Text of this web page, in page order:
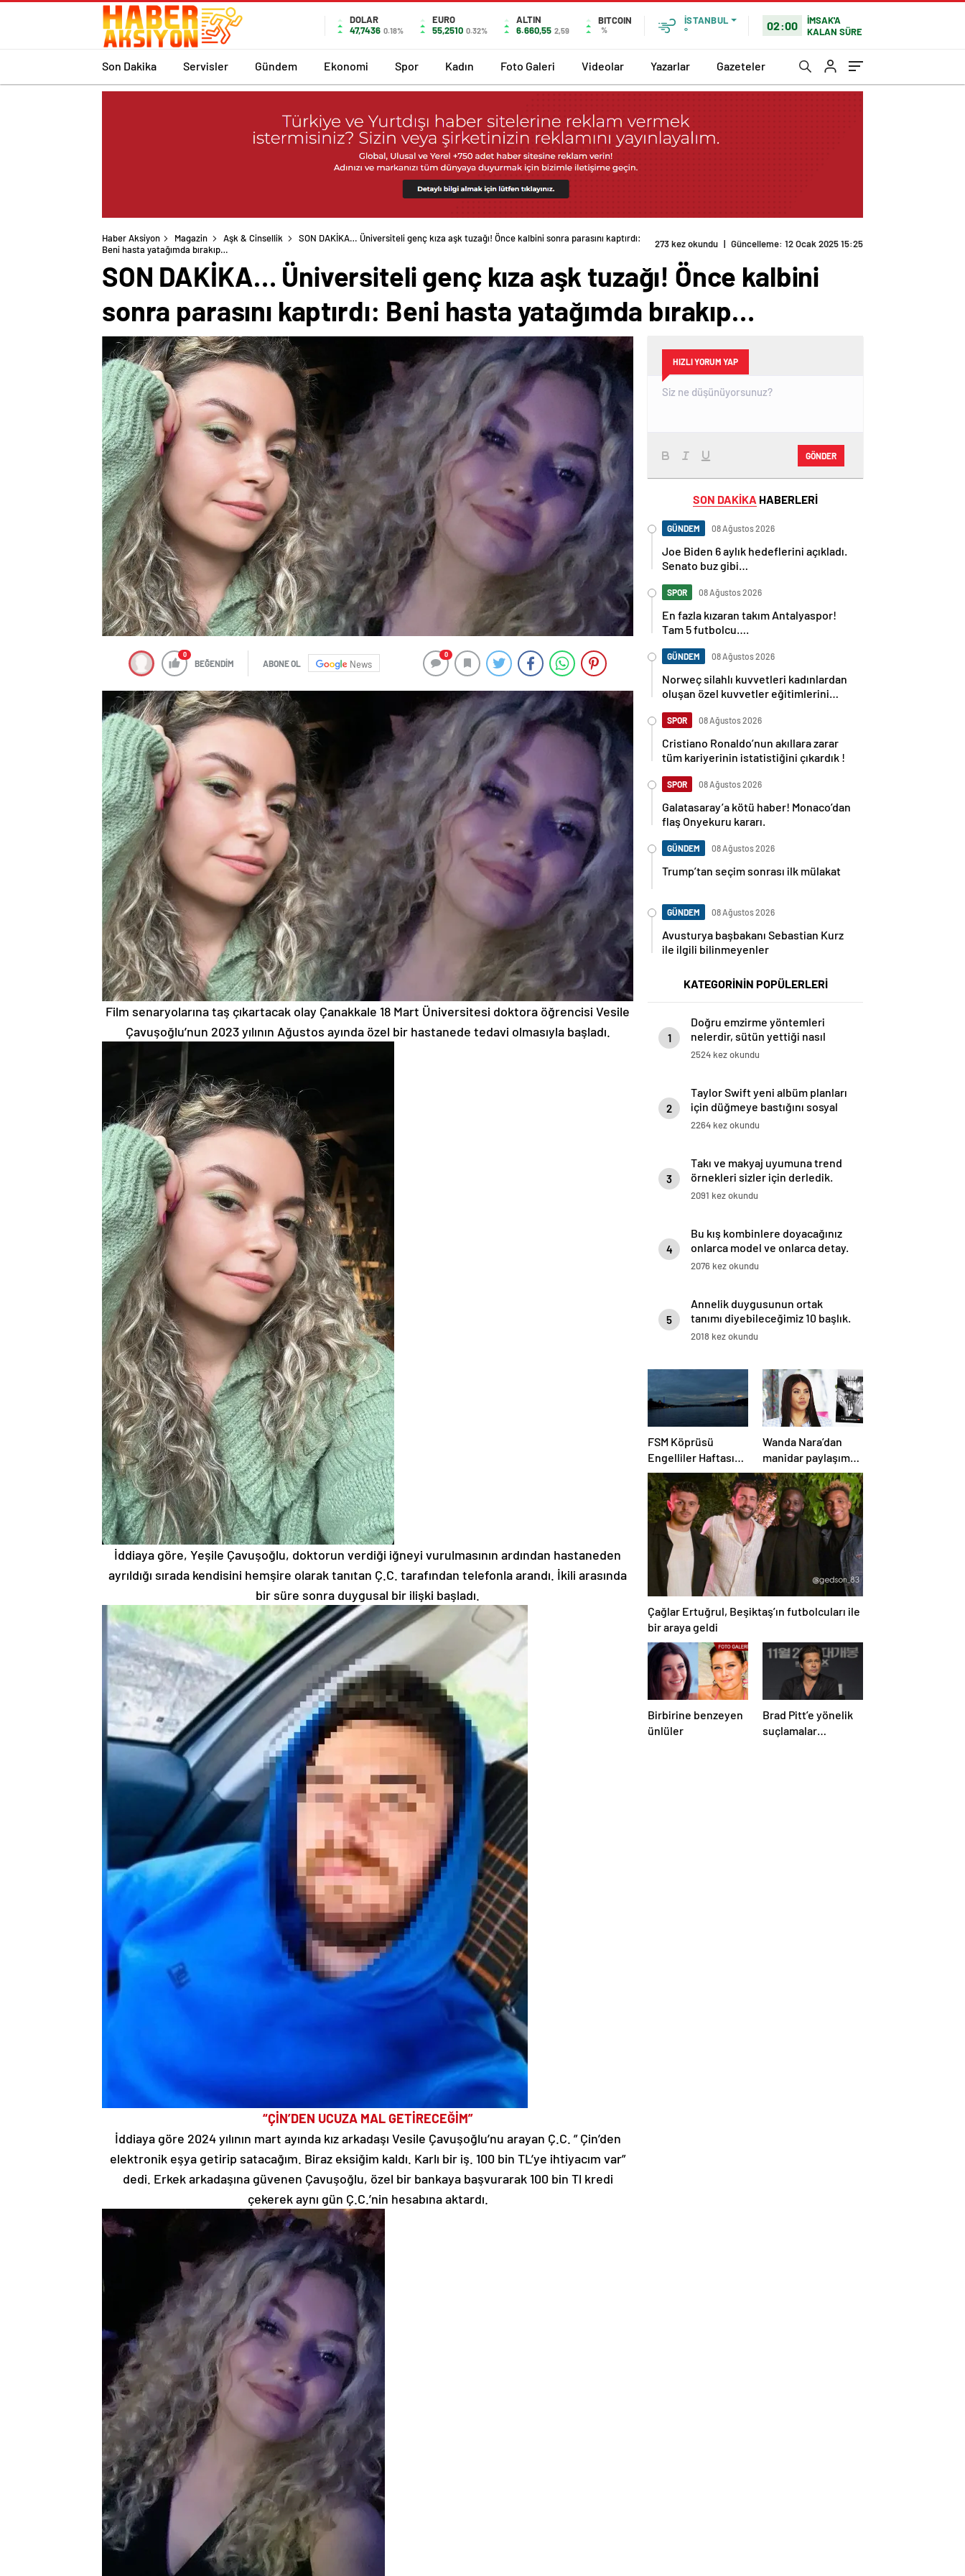
DOLAR
47,7436 0.18%
EURO
55,2510 0.32%
ALTIN
6.660,55 2,59
BITCOIN
%
İSTANBUL
°
02:00
İMSAK'A
KALAN SÜRE
Son Dakika Servisler Gündem Ekonomi Spor Kadın Foto Galeri Videolar Yazarlar Gazeteler
Haber Aksiyon Magazin Aşk & Cinsellik
SON DAKİKA… Üniversiteli genç kıza aşk tuzağı! Önce kalbini sonra parasını kaptırdı:
Beni hasta yatağımda bırakıp…
273 kez okundu | Güncelleme: 12 Ocak 2025 15:25
SON DAKİKA… Üniversiteli genç kıza aşk tuzağı! Önce kalbini
sonra parasını kaptırdı: Beni hasta yatağımda bırakıp…
0
BEĞENDİM ABONE OL News
0
Film senaryolarına taş çıkartacak olay Çanakkale 18 Mart Üniversitesi doktora öğrencisi Vesile
Çavuşoğlu’nun 2023 yılının Ağustos ayında özel bir hastanede tedavi olmasıyla başladı.
İddiaya göre, Yeşile Çavuşoğlu, doktorun verdiği iğneyi vurulmasının ardından hastaneden
ayrıldığı sırada kendisini hemşire olarak tanıtan Ç.C. tarafından telefonla arandı. İkili arasında
bir süre sonra duygusal bir ilişki başladı.
“ÇİN’DEN UCUZA MAL GETİRECEĞİM”
İddiaya göre 2024 yılının mart ayında kız arkadaşı Vesile Çavuşoğlu’nu arayan Ç.C. ” Çin’den
elektronik eşya getirip satacağım. Biraz eksiğim kaldı. Karlı bir iş. 100 bin TL’ye ihtiyacım var”
dedi. Erkek arkadaşına güvenen Çavuşoğlu, özel bir bankaya başvurarak 100 bin Tl kredi
çekerek aynı gün Ç.C.’nin hesabına aktardı.
HIZLI YORUM YAP
GÖNDER
SON DAKİKA HABERLERİ
GÜNDEM 08 Ağustos 2026
Joe Biden 6 aylık hedeflerini açıkladı.
Senato buz gibi…
SPOR 08 Ağustos 2026
En fazla kızaran takım Antalyaspor!
Tam 5 futbolcu….
GÜNDEM 08 Ağustos 2026
Norweç silahlı kuvvetleri kadınlardan
oluşan özel kuvvetler eğitimlerini
SPOR 08 Ağustos 2026
Cristiano Ronaldo’nun akıllara zarar
tüm kariyerinin istatistiğini çıkardık !
SPOR 08 Ağustos 2026
Galatasaray’a kötü haber! Monaco’dan
flaş Onyekuru kararı.
GÜNDEM 08 Ağustos 2026
Trump’tan seçim sonrası ilk mülakat
GÜNDEM 08 Ağustos 2026
Avusturya başbakanı Sebastian Kurz
ile ilgili bilinmeyenler
KATEGORİNİN POPÜLERLERİ
1
Doğru emzirme yöntemleri
nelerdir, sütün yettiği nasıl
anlaşılır?
2524 kez okundu
2
Taylor Swift yeni albüm planları
için düğmeye bastığını sosyal
medyadan duyurdu!
2264 kez okundu
3
Takı ve makyaj uyumuna trend
örnekleri sizler için derledik.
2091 kez okundu
4
Bu kış kombinlere doyacağınız
onlarca model ve onlarca detay.
2076 kez okundu
5
Annelik duygusunun ortak
tanımı diyebileceğimiz 10 başlık.
2018 kez okundu
FSM Köprüsü
Engelliler Haftası
İçin Mavi Aydınlatıldı
Wanda Nara’dan
manidar paylaşım:
Hayat devam ediyor
ve bazen güçlü
değilim
Çağlar Ertuğrul, Beşiktaş’ın futbolcuları ile
bir araya geldi
Birbirine benzeyen
ünlüler
Brad Pitt’e yönelik
suçlamalar